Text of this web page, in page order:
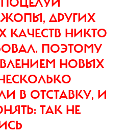
ДРУГИХ
КАЧЕСТВ НИКТО
ПОЭТОМУ
НОВЫХ
В ОТСТАВКУ, И
ТАК НЕ